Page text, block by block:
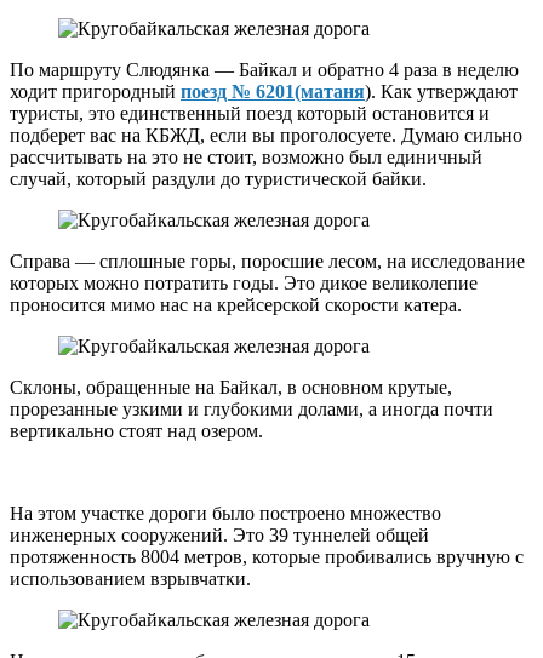
По маршруту Слюдянка — Байкал и обратно 4 раза в неделю
ходит пригородный поезд № 6201(матаня). Как утверждают
туристы, это единственный поезд который остановится и
подберет вас на КБЖД, если вы проголосуете. Думаю сильно
рассчитывать на это не стоит, возможно был единичный
случай, который раздули до туристической байки.
Справа — сплошные горы, поросшие лесом, на исследование
которых можно потратить годы. Это дикое великолепие
проносится мимо нас на крейсерской скорости катера.
Склоны, обращенные на Байкал, в основном крутые,
прорезанные узкими и глубокими долами, а иногда почти
вертикально стоят над озером.
На этом участке дороги было построено множество
инженерных сооружений. Это 39 туннелей общей
протяженность 8004 метров, которые пробивались вручную с
использованием взрывчатки.